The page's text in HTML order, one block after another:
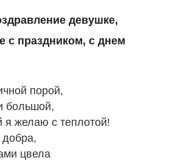
девушке,
с праздником, с днем
порой,
большой,
я желаю с теплотой!
добра,
цвела